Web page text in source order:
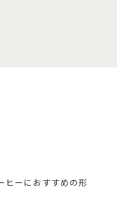
ヒーにおすすめの形